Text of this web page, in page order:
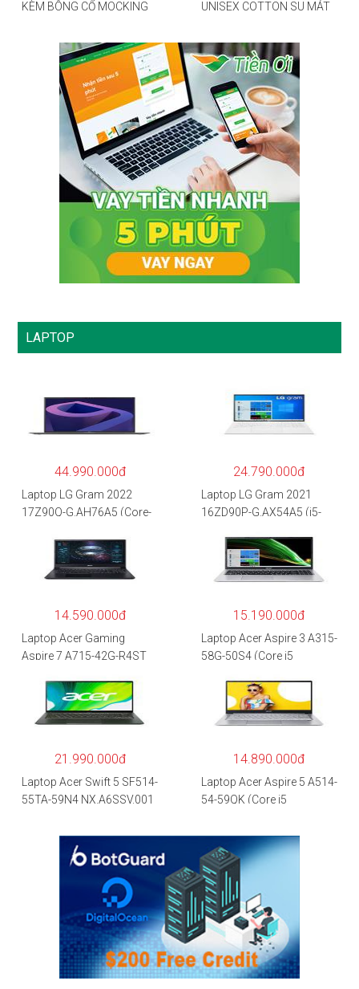
KÈM BÔNG CỔ MOCKING
UNISEX COTTON SU MÁT
LAPTOP
44.990.000đ
Laptop LG Gram 2022
17Z90Q-G.AH76A5 (Core-
1260P/16GB/512GB/17″
WQXGA/Win 11/Xám)
24.790.000đ
Laptop LG Gram 2021
16ZD90P-G.AX54A5 (i5-
SSD/16″WQXGA/Dos/Trắ
14.590.000đ
Laptop Acer Gaming
Aspire 7 A715-42G-R4ST
5500U/8GB RAM/256GB
SSD/15.6″FHD
IPS/GTX1650 4GB/Win10)
15.190.000đ
Laptop Acer Aspire 3 A315-
58G-50S4 (Core i5
RAM/512GB/15.6″FHD/M
X350 2GB/Win 10/Bạc)
21.990.000đ
Laptop Acer Swift 5 SF514-
55TA-59N4 NX.A6SSV.001
RAM/1TB
SSD/14″FHD_Touch/Win1
0/Xanh) – Hàng chính
14.890.000đ
Laptop Acer Aspire 5 A514-
54-59QK (Core i5
RAM/512GB/14″FHD/Win
11/Vàng)